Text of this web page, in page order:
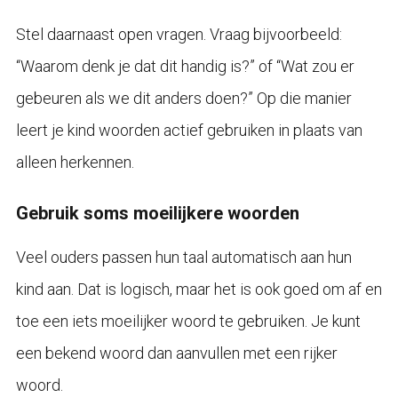
Stel daarnaast open vragen. Vraag bijvoorbeeld:
“Waarom denk je dat dit handig is?” of “Wat zou er
gebeuren als we dit anders doen?” Op die manier
leert je kind woorden actief gebruiken in plaats van
alleen herkennen.
Gebruik soms moeilijkere woorden
Veel ouders passen hun taal automatisch aan hun
kind aan. Dat is logisch, maar het is ook goed om af en
toe een iets moeilijker woord te gebruiken. Je kunt
een bekend woord dan aanvullen met een rijker
woord.